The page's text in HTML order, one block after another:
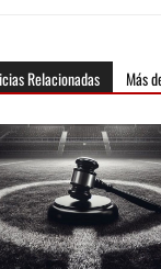
Relacionadas Más